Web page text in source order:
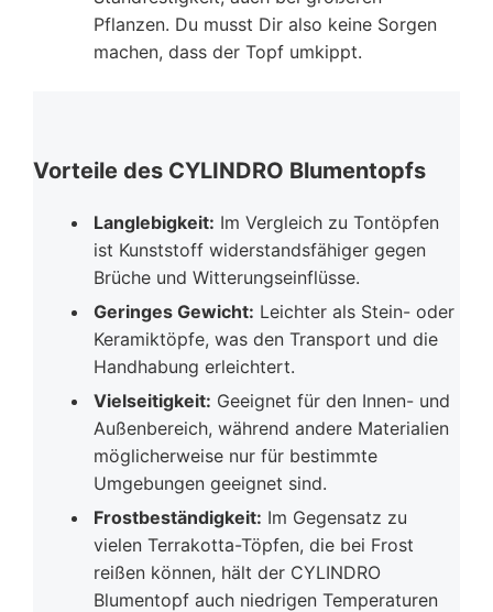
Pflanzen. Du musst Dir also keine Sorgen
machen, dass der Topf umkippt.
Vorteile des CYLINDRO Blumentopfs
Langlebigkeit: Im Vergleich zu Tontöpfen
ist Kunststoff widerstandsfähiger gegen
Brüche und Witterungseinflüsse.
Geringes Gewicht: Leichter als Stein- oder
Keramiktöpfe, was den Transport und die
Handhabung erleichtert.
Vielseitigkeit: Geeignet für den Innen- und
Außenbereich, während andere Materialien
möglicherweise nur für bestimmte
Umgebungen geeignet sind.
Frostbeständigkeit: Im Gegensatz zu
vielen Terrakotta-Töpfen, die bei Frost
reißen können, hält der CYLINDRO
Blumentopf auch niedrigen Temperaturen